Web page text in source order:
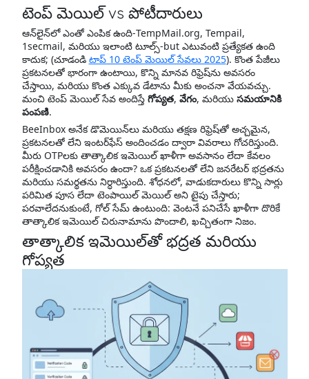
టెంప్ మెయిల్ vs పోటీదారులు
ఆన్‌లైన్‌లో ఎంతో ఎంపిక ఉంది-TempMail.org, Tempail,
1secmail, మరియు ఇలాంటి టూల్స్-but ఎటువంటి ప్రత్యేకత ఉంది
కాదుక; (చూడండి టాప్ 10 టెంప్ మెయిల్ సేవలు 2025). కొంత పేజీలు
ప్రకటనలతో భారంగా ఉంటాయి, కొన్ని మానవ రిఫ్రెష్‌ను అవసరం
చేస్తాయి, మరియు కొంత ఎక్కువ డేటాను మీకు అంచనా వేయవచ్చు.
మంచి టెంప్ మెయిల్ సేవ అందిస్తే గోప్యత, వేగం, మరియు సమయానికి
పంపణి.
BeeInbox అనేక డొమెయిన్‌లు మరియు తక్షణ రిఫ్రెష్‌తో అచ్చమైన,
ప్రకటనలతో లేని ఇంటర్‌ఫేస్ అందించడం ద్వారా వివరాలు గోచరిస్తుంది.
మీరు OTPలకు తాత్కాలిక ఇమెయిల్ ఖాళీగా అవసానం లేదా కేవలం
పరీక్షించడానికి అవసరం ఉందా? ఒక ప్రకటనలతో లేని జనరేటర్ భద్రతను
మరియు సమర్థతను నిర్ధారిస్తుంది. శోధనలో, వాడుకదారులు కొన్ని సార్లు
పరిమిత పూస లేదా టెంపాయిల్ మెయిల్ అని టైపు చేస్తారు;
పరవాలేదనుకుంటే, గోల్ సేమ్ ఉంటుంది: వెంటనే పనిచేసే ఖాళీగా దొరికే
తాత్కాలిక ఇమెయిల్ చిరునామాను పొందాలి, ఖచ్చితంగా నిజం.
తాత్కాలిక ఇమెయిల్‌తో భద్రత మరియు
గోప్యత